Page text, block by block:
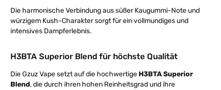
Die harmonische Verbindung aus süßer Kaugummi-Note und
würzigem Kush-Charakter sorgt für ein vollmundiges und
intensives Dampferlebnis.
H3BTA Superior Blend für höchste Qualität
Die Gzuz Vape setzt auf die hochwertige H3BTA Superior
Blend, die durch ihren hohen Reinheitsgrad und ihre